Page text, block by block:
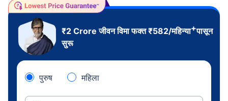
₹2 Croreजीवन विमा फक्त₹582/महिन्या+पासून
सुरू
पुरुष महिला